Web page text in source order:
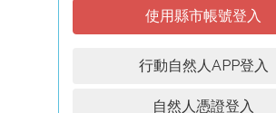
使用縣市帳號登入
行動自然人APP登入
自然人憑證登入